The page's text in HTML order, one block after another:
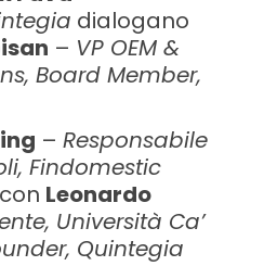
dialogano
– VP OEM &
Board Member,
– Responsabile
Findomestic
Leonardo
Università Ca’
Quintegia